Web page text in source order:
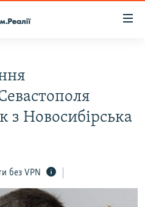
з Новосибірська
без VPN